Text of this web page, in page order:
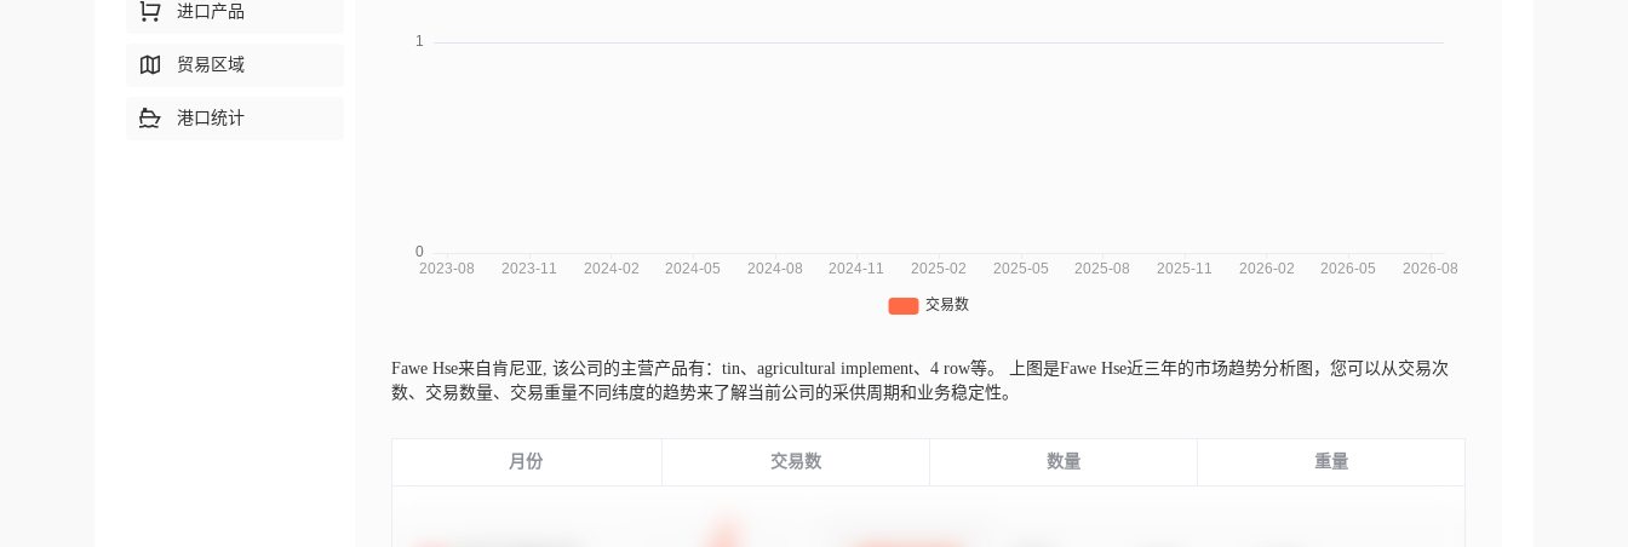
Fawe Hse来自肯尼亚, 该公司的主营产品有：tin、agricultural implement、4 row等。
上图是Fawe Hse近三年的市场趋势分析图，您可以从交易次
数、交易数量、交易重量不同纬度的趋势来了解当前公司的采供周期和业务稳定性。
月份 交易数 数量 重量
进口产品
贸易区域
港口统计